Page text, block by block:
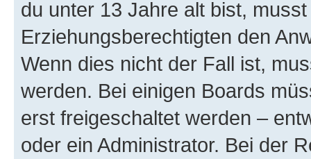
du unter 13 Jahre alt bist,
Erziehungsberechtigten den
Wenn dies nicht der Fall ist,
werden. Bei einigen Boards
erst freigeschaltet werden –
oder ein Administrator. Bei der